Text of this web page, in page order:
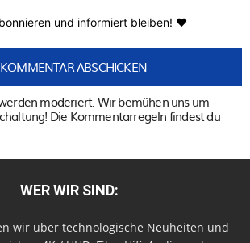
und informiert bleiben! ♥
moderiert. Wir bemühen uns um
Die Kommentarregeln findest du
WER WIR SIND:
wir über technologische Neuheiten und